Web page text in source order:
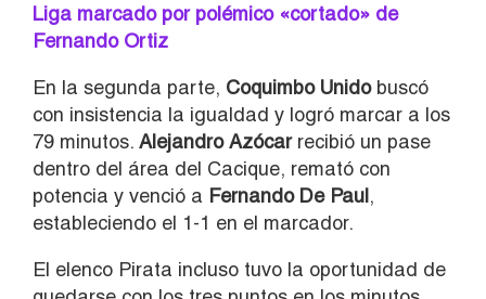
Liga marcado por polémico «cortado» de
Fernando Ortiz
En la segunda parte, Coquimbo Unidobuscó
con insistencia la igualdad y logró marcar a los
79 minutos. Alejandro Azócarrecibió un pase
dentro del área del Cacique, remató con
potencia y venció a Fernando De Paul,
estableciendo el 1-1 en el marcador.
El elenco Pirata incluso tuvo la oportunidad de